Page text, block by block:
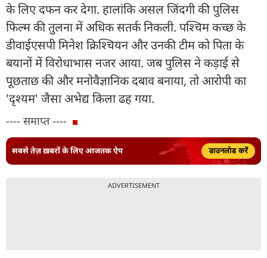
के लिए दफन कर देगा. हालांकि असल जिंदगी की पुलिस
फिल्म की तुलना में अधिक सतर्क निकली. पश्चिम कच्छ के
डीवाईएसपी मिनेश क्रिश्चियन और उनकी टीम को पिता के
बयानों में विरोधाभास नजर आया. जब पुलिस ने कड़ाई से
पूछताछ की और मनोवैज्ञानिक दबाव बनाया, तो आरोपी का
'दृश्यम' जैसा अभेद्य किला ढह गया.
---- समाप्त ----
सबसे तेज़ ख़बरों के लिए आजतक ऐप डाउनलोड करें
ADVERTISEMENT